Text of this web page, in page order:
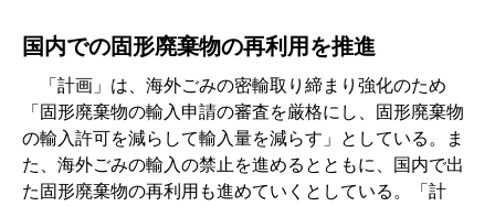
国内での固形廃棄物の再利用を推進
「計画」は、海外ごみの密輸取り締まり強化のため
「固形廃棄物の輸入申請の審査を厳格にし、固形廃棄物
の輸入許可を減らして輸入量を減らす」としている。ま
た、海外ごみの輸入の禁止を進めるとともに、国内で出
た固形廃棄物の再利用も進めていくとしている。「計